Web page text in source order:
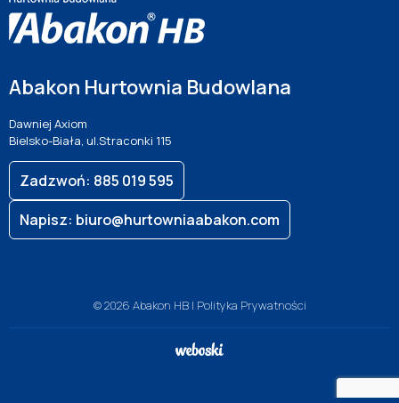
Abakon Hurtownia Budowlana
Dawniej Axiom
Bielsko-Biała, ul.Straconki 115
Zadzwoń: 885 019 595
Napisz: biuro@hurtowniaabakon.com
© 2026 Abakon HB | Polityka Prywatności